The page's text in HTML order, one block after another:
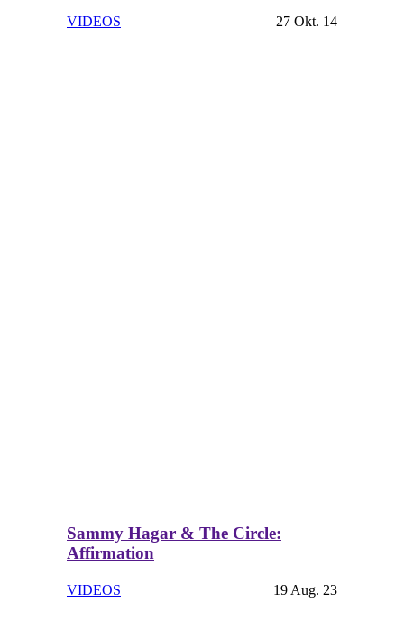
VIDEOS 27 Okt. 14
Sammy Hagar & The Circle:
Affirmation
VIDEOS 19 Aug. 23